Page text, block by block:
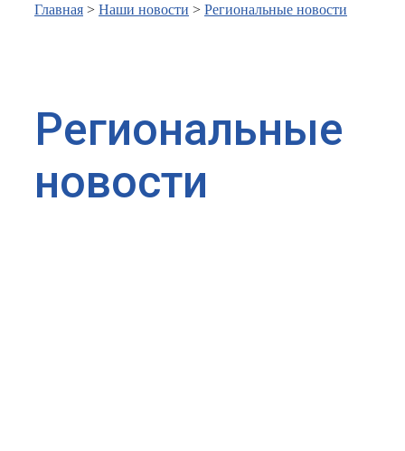
Главная > Наши новости > Региональные новости
Региональные
новости